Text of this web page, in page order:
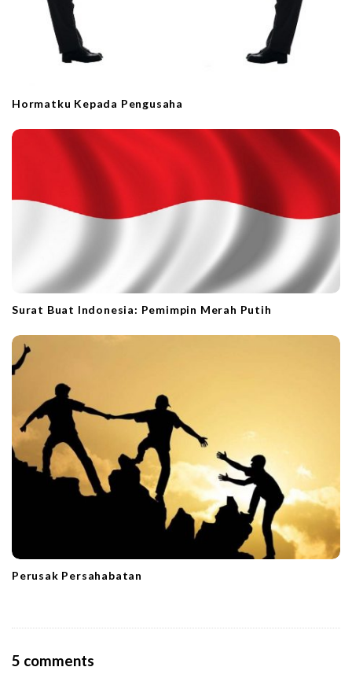
Hormatku Kepada Pengusaha
Surat Buat Indonesia: Pemimpin Merah Putih
Perusak Persahabatan
5 comments